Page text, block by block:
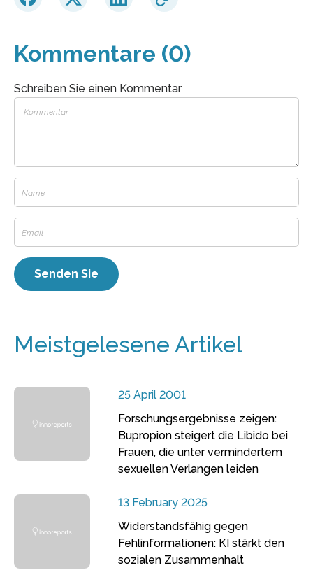
Kommentare (0)
Schreiben Sie einen Kommentar
Meistgelesene Artikel
25 April 2001
Forschungsergebnisse zeigen:
Bupropion steigert die Libido bei
Frauen, die unter vermindertem
sexuellen Verlangen leiden
13 February 2025
Widerstandsfähig gegen
Fehlinformationen: KI stärkt den
sozialen Zusammenhalt